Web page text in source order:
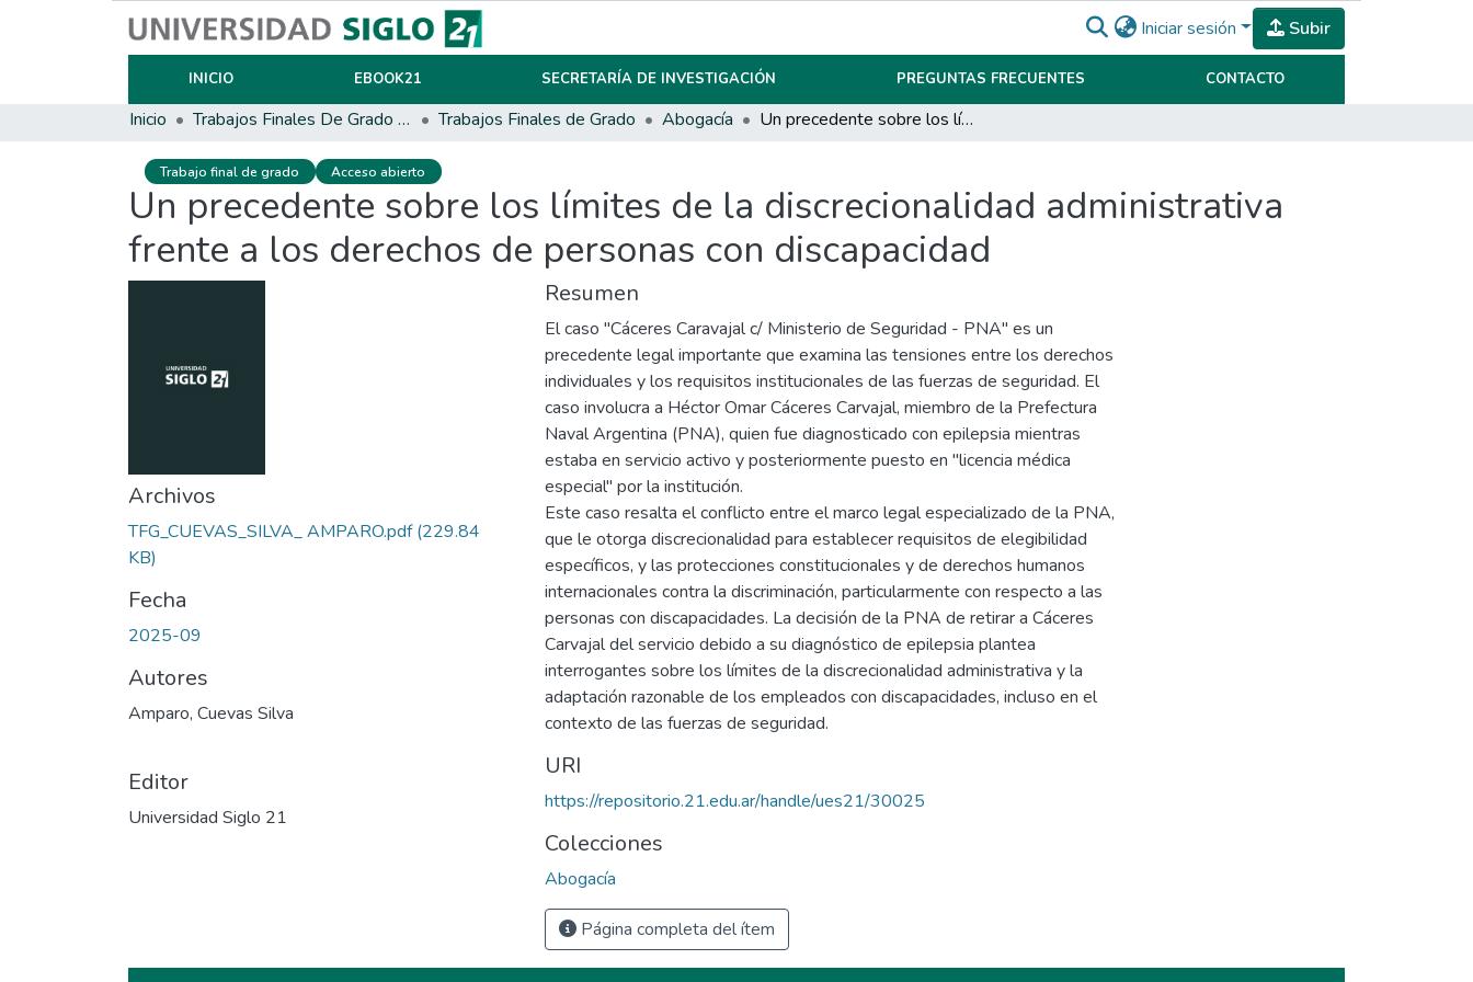
Iniciar sesión Subir
INICIO EBOOK21 SECRETARÍA DE INVESTIGACIÓN PREGUNTAS FRECUENTES CONTACTO
Inicio Trabajos Finales De Grado Y Posgrado Trabajos Finales de Grado Abogacía Un precedente sobre los límites de la discrecionalidad administrativa frente a los derechos de personas con discapacidad
Trabajo final de grado Acceso abierto
Un precedente sobre los límites de la discrecionalidad administrativa
frente a los derechos de personas con discapacidad
Archivos
TFG_CUEVAS_SILVA_ AMPARO.pdf(229.84
KB)
Fecha
2025-09
Autores
Amparo, Cuevas Silva
Editor
Universidad Siglo 21
Resumen
El caso "Cáceres Caravajal c/ Ministerio de Seguridad - PNA" es un
precedente legal importante que examina las tensiones entre los derechos
individuales y los requisitos institucionales de las fuerzas de seguridad. El
caso involucra a Héctor Omar Cáceres Carvajal, miembro de la Prefectura
Naval Argentina (PNA), quien fue diagnosticado con epilepsia mientras
estaba en servicio activo y posteriormente puesto en "licencia médica
especial" por la institución.
Este caso resalta el conflicto entre el marco legal especializado de la PNA,
que le otorga discrecionalidad para establecer requisitos de elegibilidad
específicos, y las protecciones constitucionales y de derechos humanos
internacionales contra la discriminación, particularmente con respecto a las
personas con discapacidades. La decisión de la PNA de retirar a Cáceres
Carvajal del servicio debido a su diagnóstico de epilepsia plantea
interrogantes sobre los límites de la discrecionalidad administrativa y la
adaptación razonable de los empleados con discapacidades, incluso en el
contexto de las fuerzas de seguridad.
URI
https://repositorio.21.edu.ar/handle/ues21/30025
Colecciones
Abogacía
Página completa del ítem